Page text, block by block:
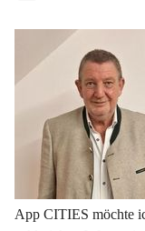
App CITIES möchte